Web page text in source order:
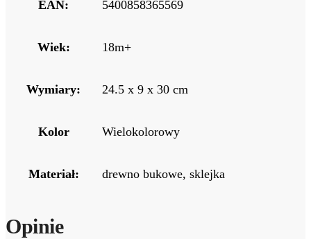
EAN: 5400858365569
Wiek: 18m+
Wymiary: 24.5 x 9 x 30 cm
Kolor Wielokolorowy
Materiał: drewno bukowe, sklejka
Opinie